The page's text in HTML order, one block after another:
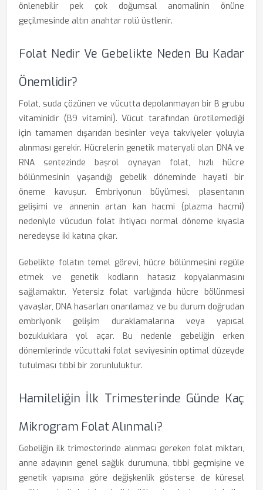
önlenebilir pek çok doğumsal anomalinin önüne
geçilmesinde altın anahtar rolü üstlenir.
Folat Nedir Ve Gebelikte Neden Bu Kadar
Önemlidir?
Folat, suda çözünen ve vücutta depolanmayan bir B grubu
vitaminidir (B9 vitamini). Vücut tarafından üretilemediği
için tamamen dışarıdan besinler veya takviyeler yoluyla
alınması gerekir. Hücrelerin genetik materyali olan DNA ve
RNA sentezinde başrol oynayan folat, hızlı hücre
bölünmesinin yaşandığı gebelik döneminde hayati bir
öneme kavuşur. Embriyonun büyümesi, plasentanın
gelişimi ve annenin artan kan hacmi (plazma hacmi)
nedeniyle vücudun folat ihtiyacı normal döneme kıyasla
neredeyse iki katına çıkar.
Gebelikte folatın temel görevi, hücre bölünmesini regüle
etmek ve genetik kodların hatasız kopyalanmasını
sağlamaktır. Yetersiz folat varlığında hücre bölünmesi
yavaşlar, DNA hasarları onarılamaz ve bu durum doğrudan
embriyonik gelişim duraklamalarına veya yapısal
bozukluklara yol açar. Bu nedenle gebeliğin erken
dönemlerinde vücuttaki folat seviyesinin optimal düzeyde
tutulması tıbbi bir zorunluluktur.
Hamileliğin İlk Trimesterinde Günde Kaç
Mikrogram Folat Alınmalı?
Gebeliğin ilk trimesterinde alınması gereken folat miktarı,
anne adayının genel sağlık durumuna, tıbbi geçmişine ve
genetik yapısına göre değişkenlik gösterse de küresel